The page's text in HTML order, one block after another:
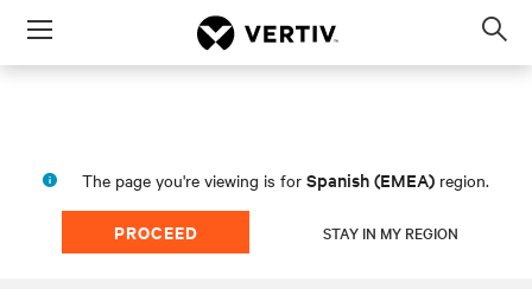
Menu
The page you're viewing is for Spanish (EMEA) region.
PROCEED STAY IN MY REGION